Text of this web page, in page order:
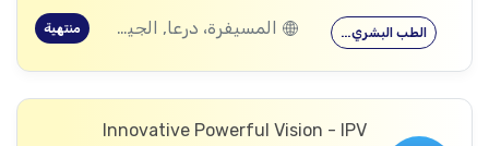
الطب البشري… المسيفرة، درعا, الجيزة، درعا, بصر الحرير، درعا منتهية
Innovative Powerful Vision - IPV